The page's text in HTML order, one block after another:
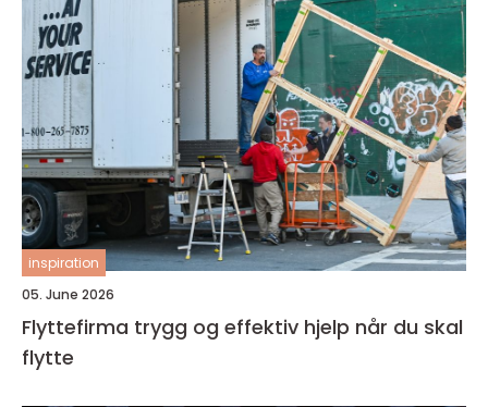
inspiration
05. June 2026
Flyttefirma trygg og effektiv hjelp når du skal
flytte